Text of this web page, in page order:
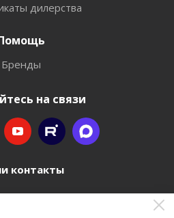
дилерства
Бренды
на связи
контакты
77-00-962